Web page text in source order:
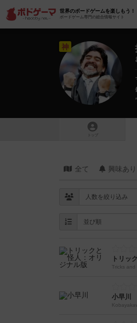
世界のボードゲームを楽しもう！
ボードゲーム専門の総合情報サイト
神
トップ
全て 興味あり
トリッ
Tricks
小早川